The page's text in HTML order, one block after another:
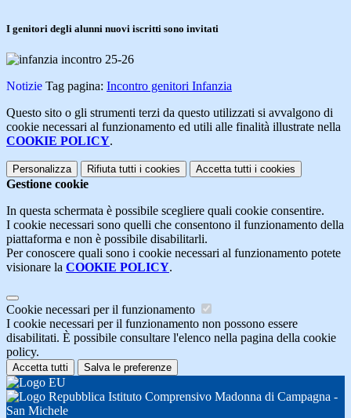
I genitori degli alunni nuovi iscritti sono invitati
Notizie Tag pagina: Incontro genitori Infanzia
Questo sito o gli strumenti terzi da questo utilizzati si avvalgono di
cookie necessari al funzionamento ed utili alle finalità illustrate nella
COOKIE POLICY.
Personalizza Rifiuta tutti i cookies Accetta tutti i cookies
Gestione cookie
In questa schermata è possibile scegliere quali cookie consentire.
I cookie necessari sono quelli che consentono il funzionamento della
piattaforma e non è possibile disabilitarli.
Per conoscere quali sono i cookie necessari al funzionamento potete
visionare la COOKIE POLICY.
Cookie necessari per il funzionamento
I cookie necessari per il funzionamento non possono essere
disabilitati. È possibile consultare l'elenco nella pagina della cookie
policy.
Accetta tutti Salva le preferenze
Istituto Comprensivo Madonna di Campagna -
San Michele